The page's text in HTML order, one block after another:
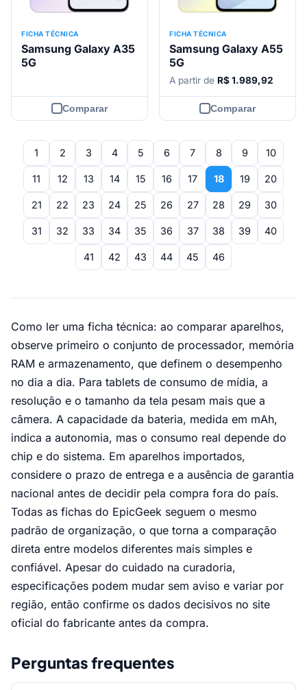
FICHA TÉCNICA
Samsung Galaxy A35
5G
Comparar
FICHA TÉCNICA
Samsung Galaxy A55
5G
A partir de R$ 1.989,92
Comparar
1 2 3 4 5 6 7 8 9 10
11 12 13 14 15 16 17 18 19 20
21 22 23 24 25 26 27 28 29 30
31 32 33 34 35 36 37 38 39 40
41 42 43 44 45 46
Como ler uma ficha técnica: ao comparar aparelhos,
observe primeiro o conjunto de processador, memória
RAM e armazenamento, que definem o desempenho
no dia a dia. Para tablets de consumo de mídia, a
resolução e o tamanho da tela pesam mais que a
câmera. A capacidade da bateria, medida em mAh,
indica a autonomia, mas o consumo real depende do
chip e do sistema. Em aparelhos importados,
considere o prazo de entrega e a ausência de garantia
nacional antes de decidir pela compra fora do país.
Todas as fichas do EpicGeek seguem o mesmo
padrão de organização, o que torna a comparação
direta entre modelos diferentes mais simples e
confiável. Apesar do cuidado na curadoria,
especificações podem mudar sem aviso e variar por
região, então confirme os dados decisivos no site
oficial do fabricante antes da compra.
Perguntas frequentes